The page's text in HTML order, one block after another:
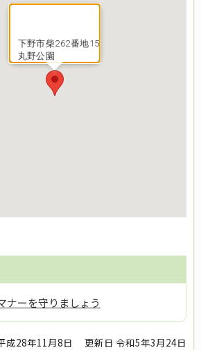
下野市柴262番地15
丸野公園
ナーを守りましょう
成28年11月8日 更新日 令和5年3月24日